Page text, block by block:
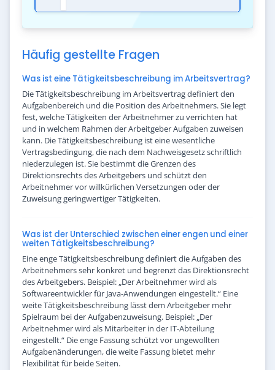
Häufig gestellte Fragen
Was ist eine Tätigkeitsbeschreibung im Arbeitsvertrag?
Die Tätigkeitsbeschreibung im Arbeitsvertrag definiert den
Aufgabenbereich und die Position des Arbeitnehmers. Sie legt
fest, welche Tätigkeiten der Arbeitnehmer zu verrichten hat
und in welchem Rahmen der Arbeitgeber Aufgaben zuweisen
kann. Die Tätigkeitsbeschreibung ist eine wesentliche
Vertragsbedingung, die nach dem Nachweisgesetz schriftlich
niederzulegen ist. Sie bestimmt die Grenzen des
Direktionsrechts des Arbeitgebers und schützt den
Arbeitnehmer vor willkürlichen Versetzungen oder der
Zuweisung geringwertiger Tätigkeiten.
Was ist der Unterschied zwischen einer engen und einer
weiten Tätigkeitsbeschreibung?
Eine enge Tätigkeitsbeschreibung definiert die Aufgaben des
Arbeitnehmers sehr konkret und begrenzt das Direktionsrecht
des Arbeitgebers. Beispiel: „Der Arbeitnehmer wird als
Softwareentwickler für Java-Anwendungen eingestellt.“ Eine
weite Tätigkeitsbeschreibung lässt dem Arbeitgeber mehr
Spielraum bei der Aufgabenzuweisung. Beispiel: „Der
Arbeitnehmer wird als Mitarbeiter in der IT-Abteilung
eingestellt.“ Die enge Fassung schützt vor ungewollten
Aufgabenänderungen, die weite Fassung bietet mehr
Flexibilität für beide Seiten.